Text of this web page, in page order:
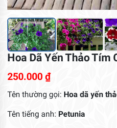
Hoa Dã Yến Thảo Tím
250.000 ₫
Tên thường gọi: Hoa dã yến
Tên tiếng anh: Petunia